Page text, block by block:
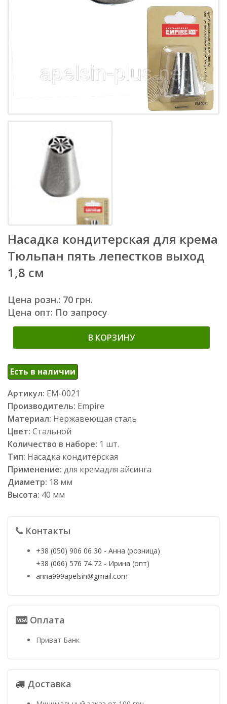
Насадка кондитерская для крема
Тюльпан пять лепестков выход
1,8 см
Цена розн.: 70 грн.
Цена опт: По запросу
В КОРЗИНУ
Есть в наличии
Артикул: ЕМ-0021
Производитель: Empire
Материал: Нержавеющая сталь
Цвет: Стальной
Количество в наборе: 1 шт.
Тип: Насадка кондитерская
Применение: для кремадля айсинга
Диаметр: 18 мм
Высота: 40 мм
Контакты
+38 (050) 906 06 30 - Анна (розница)
+38 (066) 576 74 72 - Ирина (опт)
anna999apelsin@gmail.com
Оплата
Приват Банк
Доставка